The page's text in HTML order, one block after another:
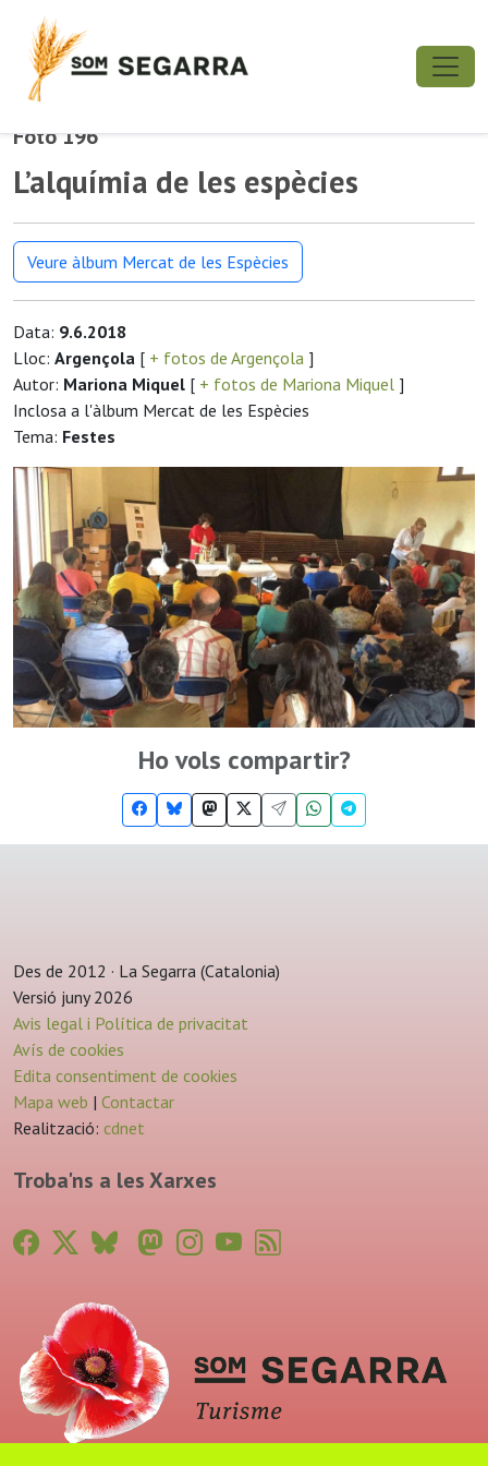
Foto 196
L’alquímia de les espècies
Veure àlbum Mercat de les Espècies
Data: 9.6.2018
Lloc: Argençola [ + fotos de Argençola ]
Autor: Mariona Miquel [ + fotos de Mariona Miquel ]
Inclosa a l'àlbum Mercat de les Espècies
Tema: Festes
Ho vols compartir?
Des de 2012 · La Segarra (Catalonia)
Versió juny 2026
Avis legal i Política de privacitat
Avís de cookies
Edita consentiment de cookies
Mapa web | Contactar
Realització: cdnet
Troba'ns a les Xarxes